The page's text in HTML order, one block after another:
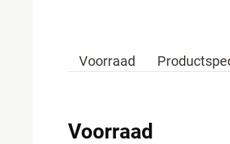
Voorraad
Voorraad